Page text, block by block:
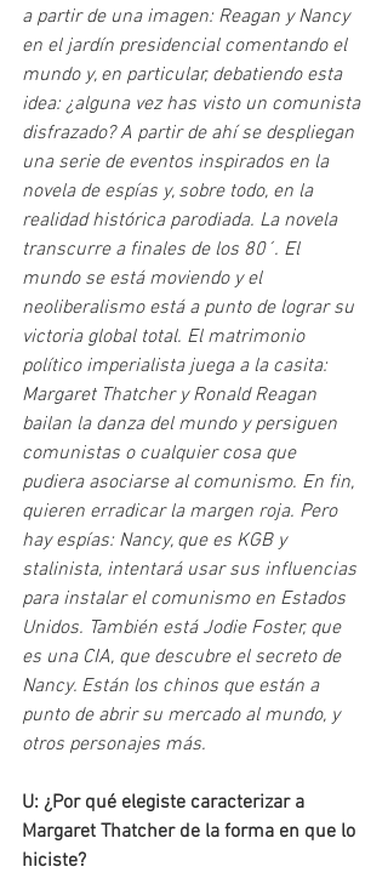
a partir de una imagen: Reagan y Nancy
en el jardín presidencial comentando el
mundo y, en particular, debatiendo esta
idea: ¿alguna vez has visto un comunista
disfrazado? A partir de ahí se despliegan
una serie de eventos inspirados en la
novela de espías y, sobre todo, en la
realidad histórica parodiada. La novela
transcurre a finales de los 80´. El
mundo se está moviendo y el
neoliberalismo está a punto de lograr su
victoria global total. El matrimonio
político imperialista juega a la casita:
Margaret Thatcher y Ronald Reagan
bailan la danza del mundo y persiguen
comunistas o cualquier cosa que
pudiera asociarse al comunismo. En fin,
quieren erradicar la margen roja. Pero
hay espías: Nancy, que es KGB y
stalinista, intentará usar sus influencias
para instalar el comunismo en Estados
Unidos. También está Jodie Foster, que
es una CIA, que descubre el secreto de
Nancy. Están los chinos que están a
punto de abrir su mercado al mundo, y
otros personajes más.
U: ¿Por qué elegiste caracterizar a
Margaret Thatcher de la forma en que lo
hiciste?